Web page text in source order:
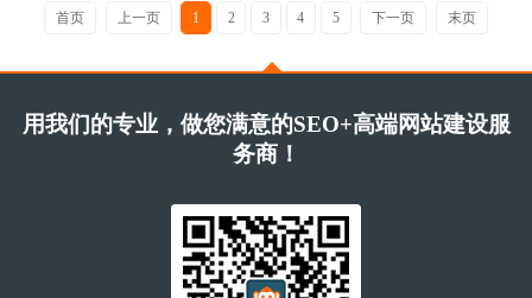
首页 上一页 1 2 3 4 5 下一页 末页
用我们的专业，做您满意的SEO+高端网站建设服
务商！